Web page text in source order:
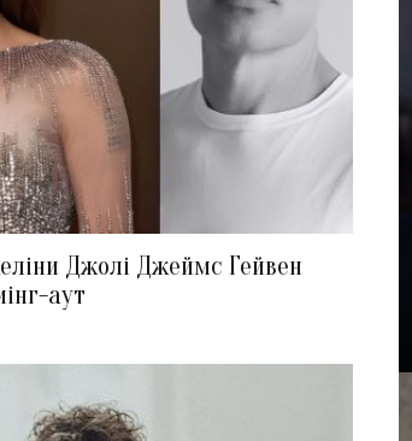
Джолі Джеймс Гейвен
аут